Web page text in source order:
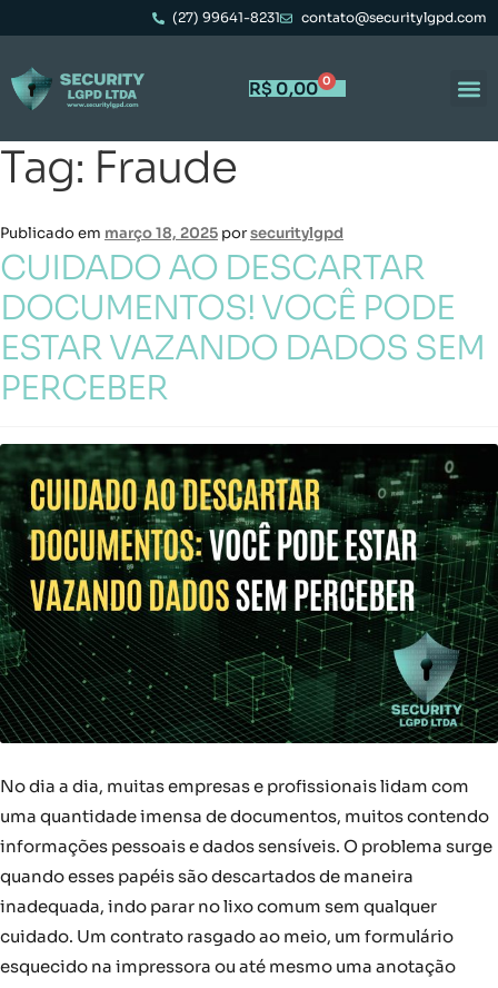
(27) 99641-8231 contato@securitylgpd.com
R$ 0,00 0
Tag: Fraude
Publicado em março 18, 2025 porsecuritylgpd
CUIDADO AO DESCARTAR
DOCUMENTOS! VOCÊ PODE
ESTAR VAZANDO DADOS SEM
PERCEBER
No dia a dia, muitas empresas e profissionais lidam com
uma quantidade imensa de documentos, muitos contendo
informações pessoais e dados sensíveis. O problema surge
quando esses papéis são descartados de maneira
inadequada, indo parar no lixo comum sem qualquer
cuidado. Um contrato rasgado ao meio, um formulário
esquecido na impressora ou até mesmo uma anotação